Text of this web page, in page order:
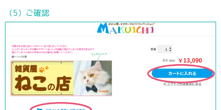
（5）ご確認